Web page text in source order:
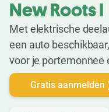
New Roots I
Met elektrische
een auto
voor je portemonnee
Gratis aanmelden